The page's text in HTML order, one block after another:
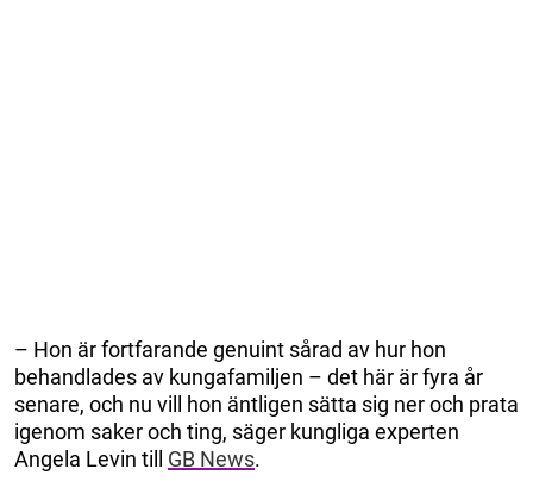
– Hon är fortfarande genuint sårad av hur hon
behandlades av kungafamiljen – det här är fyra år
senare, och nu vill hon äntligen sätta sig ner och prata
igenom saker och ting, säger kungliga experten
Angela Levin till GB News.